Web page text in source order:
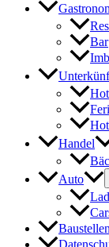
Bar
Handel
Auto
Baustellen